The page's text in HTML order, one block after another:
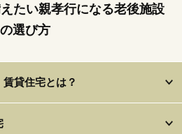
たい親孝行になる老後施設
の選び方
貸住宅とは？